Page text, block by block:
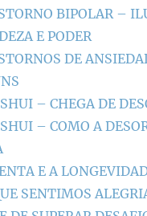
BIPOLAR –
E PODER
DE
– CHEGA DE
– COMO A
E A
SENTIMOS